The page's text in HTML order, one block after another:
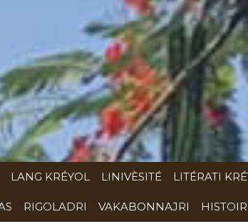
LANG KRÉYOL LINIVÈSITÉ LITÉRATI
RIGOLADRI VAKABONNAJRI